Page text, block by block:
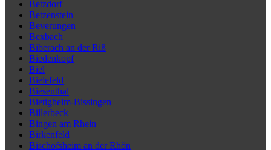
Betzdorf
Betzenstein
Beverungen
Bexbach
Biberach an der Riß
Biedenkopf
Biel
Bielefeld
Biesenthal
Bietigheim-Bissingen
Billerbeck
Bingen am Rhein
Birkenfeld
Bischofsheim an der Rhön